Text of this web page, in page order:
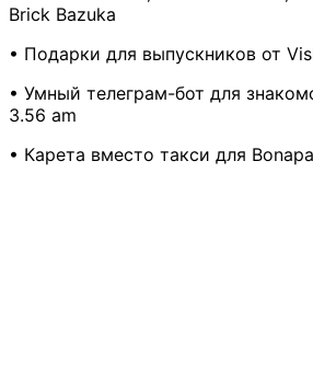
Brick Bazuka
• Подарки для выпускников от
• Умный телеграм-бот для
3.56 am
• Карета вместо такси для